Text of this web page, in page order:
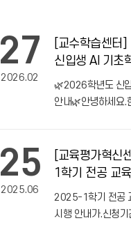
[교수학습센터
신입생 AI 기초
🌿2026학년도 신
안내🌿안녕하세요.
안내드립니다 😽📍
2026.02
27
[교육평가혁신
1학기 전공 교
신청 안내
2025-1학기 전공
시행 안내가.신청
2025.06
25